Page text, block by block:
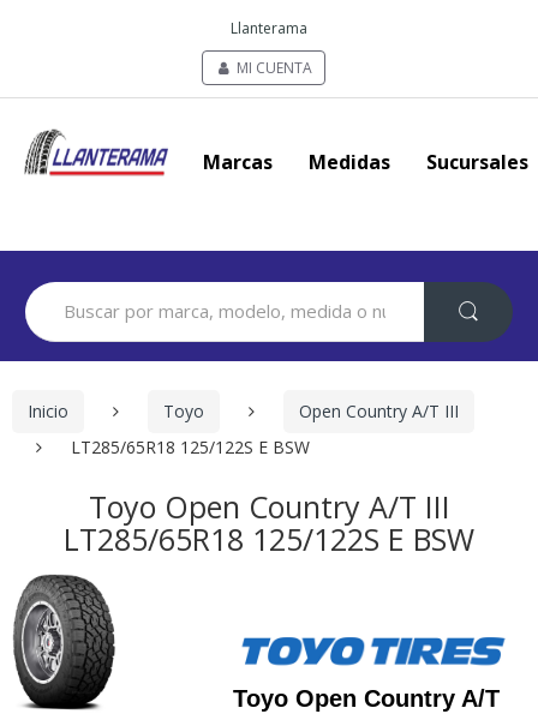
Llanterama
MI CUENTA
Marcas Medidas Sucursales
Search
for:
Inicio Toyo
Open Country A/T III
LT285/65R18 125/122S E BSW
Toyo Open Country A/T III
LT285/65R18 125/122S E BSW
Toyo Open Country A/T